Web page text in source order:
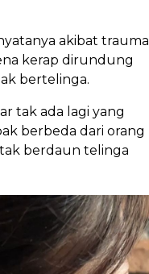
akibat trauma
kerap dirundung
bertelinga.
tak ada lagi yang
berbeda dari orang
berdaun telinga